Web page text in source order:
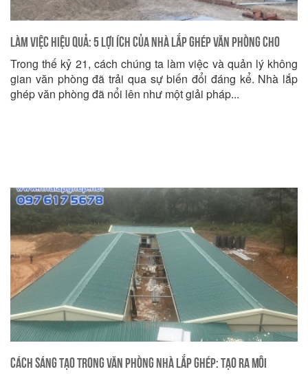
Làm việc Hiệu Quả: 5 Lợi Ích của Nhà Lắp Ghép Văn Phòng cho
Doanh Nghiệp
Trong thế kỷ 21, cách chúng ta làm việc và quản lý không
gian văn phòng đã trải qua sự biến đổi đáng kể. Nhà lắp
ghép văn phòng đã nổi lên như một giải pháp...
Cách Sáng tạo trong Văn phòng Nhà lắp ghép: Tạo ra Môi